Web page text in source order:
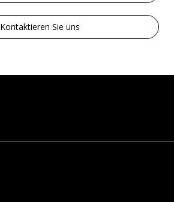
Kontaktieren Sie uns